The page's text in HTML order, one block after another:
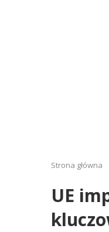
Strona główna
UE